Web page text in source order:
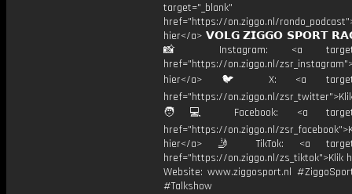
target="_blank"
href="https://on.ziggo.nl/
hier</a> 𝗩𝗢𝗟𝗚 𝗭𝗜𝗚𝗚𝗢 𝗦𝗣𝗢𝗥𝗧
📸 Instagram: <a
href="https://on.ziggo.nl/
hier</a> 🐦 X: <a
href="https://on.ziggo.nl/
🧑💻 Facebook: <a
href="https://on.ziggo.nl/
hier</a> 🤳 TikTok: <a
href="https://on.ziggo.nl/zs_tiktok">Klik
Website: www.ziggosport.nl
#Talkshow